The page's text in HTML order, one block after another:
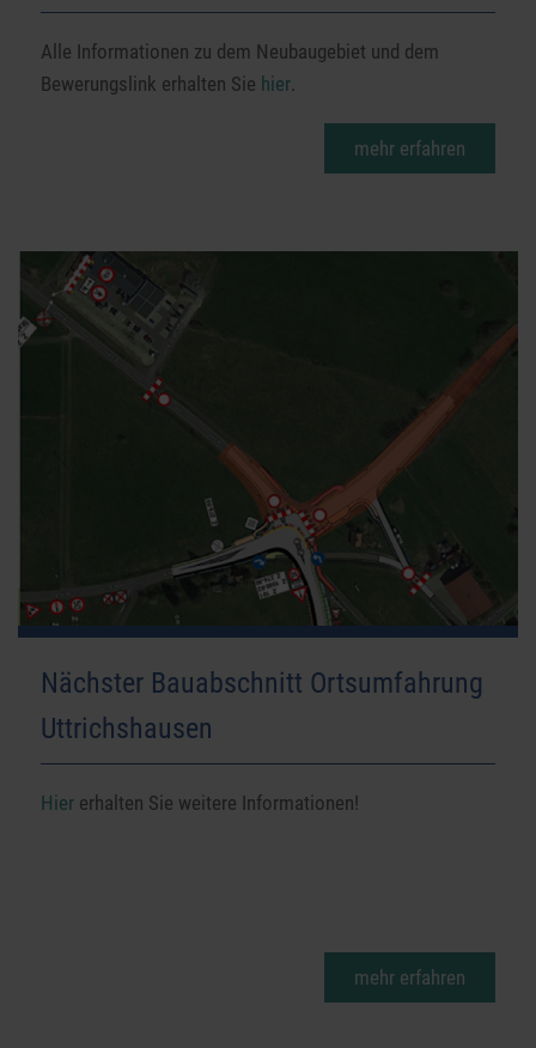
Alle Informationen zu dem Neubaugebiet und dem
Bewerungslink erhalten Sie hier.
mehr erfahren
Nächster Bauabschnitt Ortsumfahrung
Uttrichshausen
Hier erhalten Sie weitere Informationen!
mehr erfahren